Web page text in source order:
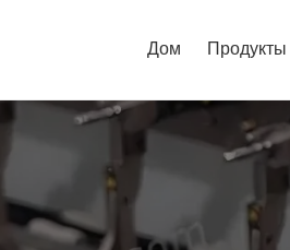
Дом Продукты